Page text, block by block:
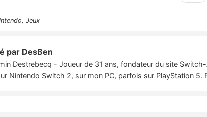
, Jeux
par DesBen
Destrebecq - Joueur de 31 ans, fondateur du site
Nintendo Switch 2, sur mon PC, parfois sur PlayStation